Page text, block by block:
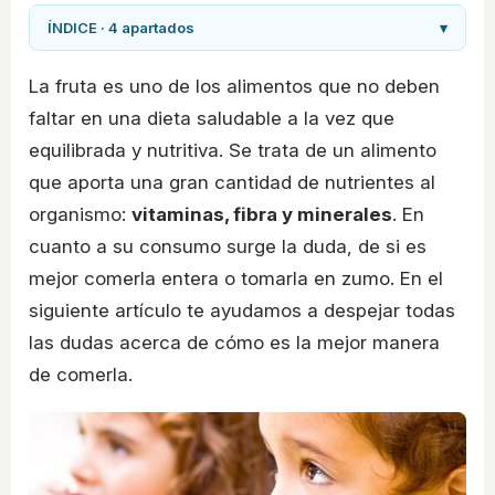
ÍNDICE · 4 apartados ▾
La fruta es uno de los alimentos que no deben
faltar en una dieta saludable a la vez que
equilibrada y nutritiva. Se trata de un alimento
que aporta una gran cantidad de nutrientes al
organismo: vitaminas, fibra y minerales. En
cuanto a su consumo surge la duda, de si es
mejor comerla entera o tomarla en zumo. En el
siguiente artículo te ayudamos a despejar todas
las dudas acerca de cómo es la mejor manera
de comerla.